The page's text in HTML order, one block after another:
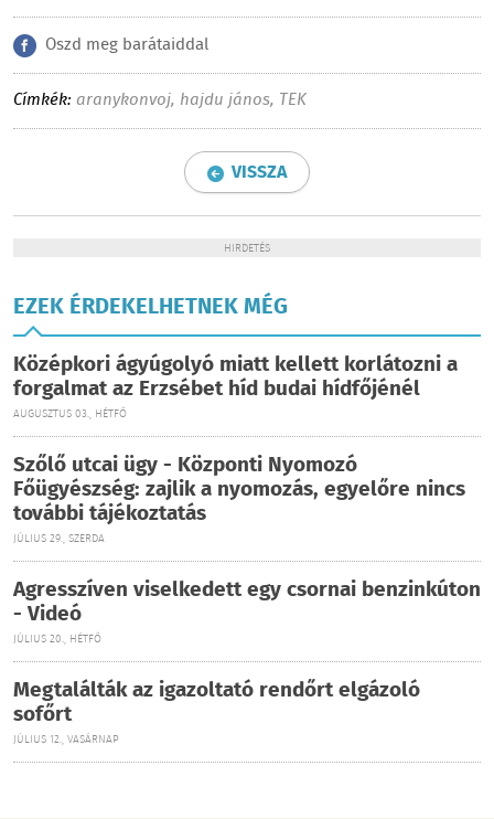
Oszd meg barátaiddal
Címkék: aranykonvoj, hajdu jános, TEK
VISSZA
HIRDETÉS
EZEK ÉRDEKELHETNEK MÉG
Középkori ágyúgolyó miatt kellett korlátozni a
forgalmat az Erzsébet híd budai hídfőjénél
AUGUSZTUS 03., HÉTFŐ
Szőlő utcai ügy - Központi Nyomozó
Főügyészség: zajlik a nyomozás, egyelőre nincs
további tájékoztatás
JÚLIUS 29., SZERDA
Agresszíven viselkedett egy csornai benzinkúton
- Videó
JÚLIUS 20., HÉTFŐ
Megtalálták az igazoltató rendőrt elgázoló
sofőrt
JÚLIUS 12., VASÁRNAP